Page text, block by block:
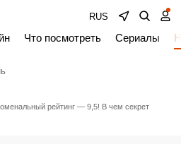
RUS
Что посмотреть Сериалы
рейтинг — 9,5! В чем секрет